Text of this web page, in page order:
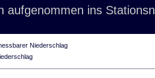
aufgenommen ins
Niederschlag